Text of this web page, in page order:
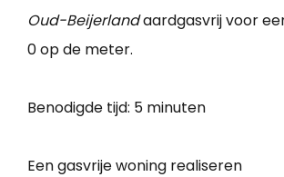
Oud-Beijerlandaardgasvrij voor
0 op de meter.
Benodigde tijd: 5 minuten
Een gasvrije woning realiseren